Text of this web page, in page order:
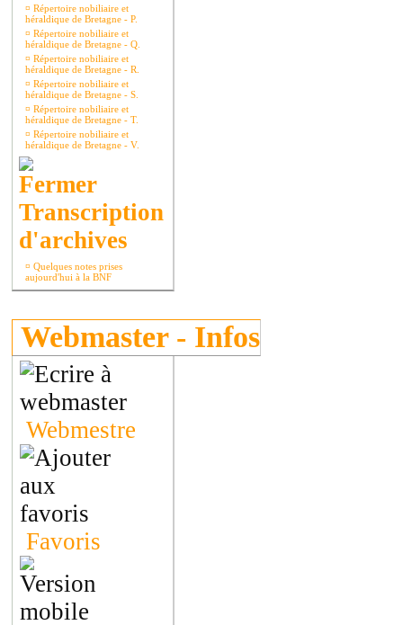
¤ Répertoire nobiliaire et
héraldique de Bretagne - P.
¤ Répertoire nobiliaire et
héraldique de Bretagne - Q.
¤ Répertoire nobiliaire et
héraldique de Bretagne - R.
¤ Répertoire nobiliaire et
héraldique de Bretagne - S.
¤ Répertoire nobiliaire et
héraldique de Bretagne - T.
¤ Répertoire nobiliaire et
héraldique de Bretagne - V.
Transcription
d'archives
¤ Quelques notes prises
aujourd'hui à la BNF
Webmaster - Infos
Webmestre
Favoris